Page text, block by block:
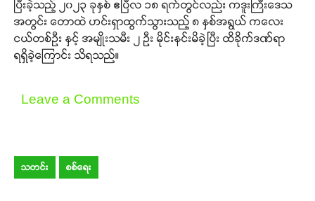
ပြီးခဲ့သည့် ၂၀၂၃ ခုနှစ် ဧပြီလ ၁၈ ရက်တွင်လည်း ကဒူးကြီးဒေသ
အတွင်း တောထဲ ဟင်းရှာထွက်သွားသည့် ၈ နှစ်အရွယ် ကလေး
ငယ်တစ်ဦး နှင့် အမျိုးသမီး ၂ ဦး မိုင်းနင်းမိခဲ့ပြီး ထိခိုက်ဒဏ်ရာ
ရရှိခဲ့ကြောင်း သိရသည်။
Leave a Comments
သတင်း စစ်ရေး